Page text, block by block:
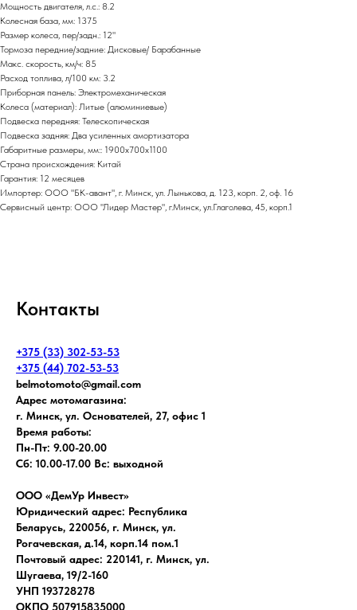
Мощность двигателя, л.с.: 8.2
Колесная база, мм: 1375
Размер колеса, пер/задн.: 12"
Тормоза передние/задние: Дисковые/ Барабанные
Макс. скорость, км/ч: 85
Расход топлива, л/100 км: 3.2
Приборная панель: Электромеханическая
Колеса (материал): Литые (алюминиевые)
Подвеска передняя: Телескопическая
Подвеска задняя: Два усиленных амортизатора
Габаритные размеры, мм:: 1900х700х1100
Страна происхождения: Китай
Гарантия: 12 месяцев
Импортер: ООО "БК-авант", г. Минск, ул. Лынькова, д. 123, корп. 2, оф. 16
Сервисный центр: ООО "Лидер Мастер", г.Минск, ул.Глаголева, 45, корп.1
Контакты
+375 (33) 302-53-53
+375 (44) 702-53-53
belmotomoto@gmail.com
Адрес мотомагазина:
г. Минск, ул. Основателей, 27, офис 1
Время работы:
Пн-Пт: 9.00-20.00
Сб: 10.00-17.00 Вс: выходной
ООО «ДемУр Инвест»
Юридический адрес: Республика
Беларусь, 220056, г. Минск, ул.
Рогачевская, д.14, корп.14 пом.1
Почтовый адрес: 220141, г. Минск, ул.
Шугаева, 19/2-160
УНП 193728278
ОКПО 507915835000